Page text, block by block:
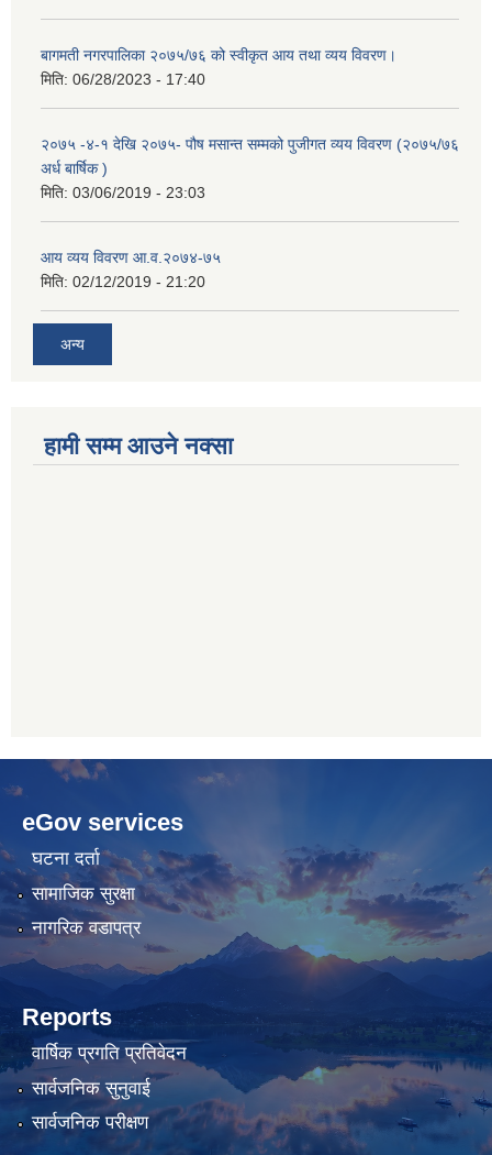
बागमती नगरपालिका २०७५/७६ को स्वीकृत आय तथा व्यय विवरण।
मिति: 06/28/2023 - 17:40
२०७५ -४-१ देखि २०७५- पौष मसान्त सम्मको पुजीगत व्यय विवरण (२०७५/७६
अर्ध बार्षिक )
मिति: 03/06/2019 - 23:03
आय व्यय विवरण आ.व.२०७४-७५
मिति: 02/12/2019 - 21:20
अन्य
हामी सम्म आउने नक्सा
betwild
cratosroyalbet
bahis
siteleri
hdasianporns.net
lunadark.org
bahis
siteleri
eGov services
घटना दर्ता
सामाजिक सुरक्षा
नागरिक वडापत्र
Reports
वार्षिक प्रगति प्रतिवेदन
सार्वजनिक सुनुवाई
सार्वजनिक परीक्षण